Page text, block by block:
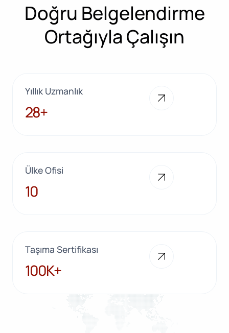
Doğru Belgelendirme
Ortağıyla Çalışın
Yıllık Uzmanlık
28+
28+
Ülke Ofisi
10
10
Taşıma Sertifikası
100K+
100K+